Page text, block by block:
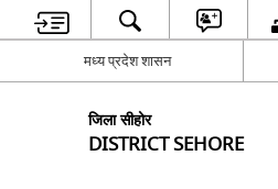
मध्य प्रदेश शासन
जिला सीहोर
DISTRICT SEHORE